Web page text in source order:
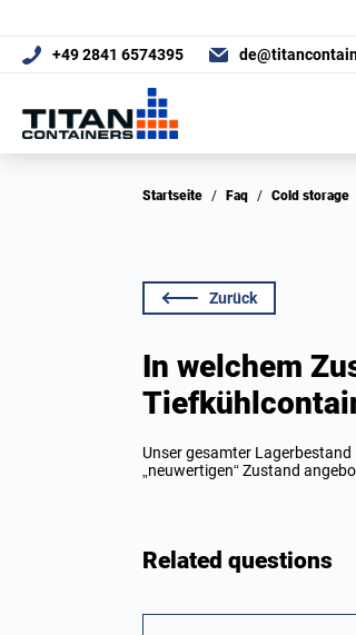
+49 2841 6574395
Startseite / Faq / Cold storage
Zurück
In welchem
Unser gesamter
„neuwertigen“ Zustand
Related questions